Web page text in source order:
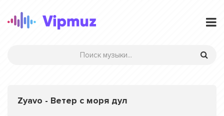
Zyavo - Ветер с моря дул